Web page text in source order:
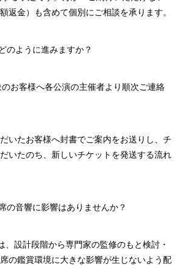
返金）も含めて個別にご相談を承ります。
のように進みますか？
お客様へ各公演の主催者より順次ご連絡
いたお客様へ封書でご案内をお送りし、チ
いたのち、新しいチケットを発送する流れ
の音響に影響はありませんか？
、設計段階から専門家の監修のもと検討・
の鑑賞環境に大きな影響が生じないよう配